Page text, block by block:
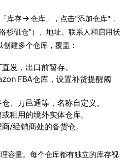
库存 → 仓库」，点击"添加仓库"，
杉矶仓"）、地址、联系人和启用状
建多个仓库，覆盖：
发，出口前暂存。
FBA仓库，设置补货提醒阈
、万邑通等，名称自定义。
租用的境外实体仓库。
/经销商处的备货仓。
容量。每个仓库都有独立的库存视